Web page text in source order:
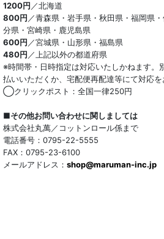
1200円 ／北海道
800円 ／青森県・岩手県・秋田県・福岡県
分県・宮崎県・鹿児島県
600円 ／宮城県・山形県・福島県
480円 ／上記以外の都道府県
※時間帯・日時指定は対応いたしかねます。
払いいただくか、宅配便再配達等にて対応を
◯クリックポスト：全国一律250円
■その他お問い合わせに関しましては
株式会社丸萬／コットンロール係まで
電話番号：0795-22-5555
FAX：0795-23-6100
メールアドレス： shop@maruman-inc.jp